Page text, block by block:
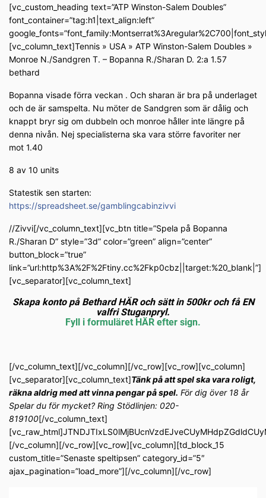
[vc_custom_heading text=”ATP Winston-Salem Doubles”
font_container=”tag:h1|text_align:left”
[vc_column_text]Tennis » USA » ATP Winston-Salem Doubles »
Monroe N./Sandgren T. – Bopanna R./Sharan D. 2:a 1.57
bethard
Bopanna visade förra veckan . Och sharan är bra på underlaget
och de är samspelta. Nu möter de Sandgren som är dålig och
knappt bryr sig om dubbeln och monroe håller inte längre på
denna nivån. Nej specialisterna ska vara större favoriter ner
mot 1.40
8 av 10 units
Statestik sen starten:
https://spreadsheet.se/gamblingcabinzivvi
//Zivvi[/vc_column_text][vc_btn title=”Spela på Bopanna
R./Sharan D” style=”3d” color=”green” align=”center”
button_block=”true”
link=”url:http%3A%2F%2Ftiny.cc%2Fkp0cbz||target:%20_blank|”]
[vc_separator][vc_column_text]
Skapa konto på Bethard HÄR och sätt in 500kr och få EN
valfri Stuganpryl.
Fyll i formuläret HÄR efter sign.
[/vc_column_text][/vc_column][/vc_row][vc_row][vc_column]
[vc_separator][vc_column_text]Tänk på att spel ska vara roligt,
räkna aldrig med att vinna pengar på spel. För dig över 18 år
Spelar du för mycket? Ring Stödlinjen: 020-
819100[/vc_column_text]
[/vc_column][/vc_row][vc_row][vc_column][td_block_15
custom_title=”Senaste speltipsen” category_id=”5″
ajax_pagination=”load_more”][/vc_column][/vc_row]